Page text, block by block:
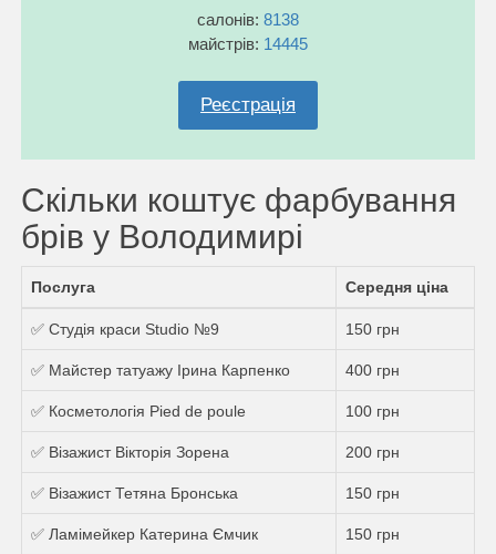
салонів: 8138
майстрів: 14445
Реєстрація
Скільки коштує фарбування
брів у Володимирі
Послуга Середня ціна
✅ Студія краси Studio №9 150 грн
✅ Майстер татуажу Ірина Карпенко 400 грн
✅ Косметологія Pied de poule 100 грн
✅ Візажист Вікторія Зорена 200 грн
✅ Візажист Тетяна Бронська 150 грн
✅ Ламімейкер Катерина Ємчик 150 грн